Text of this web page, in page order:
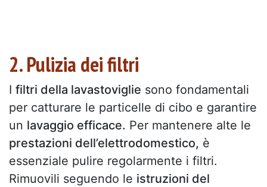
2. Pulizia dei filtri
I filtri della lavastoviglie sono fondamentali
per catturare le particelle di cibo e garantire
un lavaggio efficace. Per mantenere alte le
prestazioni dell’elettrodomestico, è
essenziale pulire regolarmente i filtri.
Rimuovili seguendo le istruzioni del